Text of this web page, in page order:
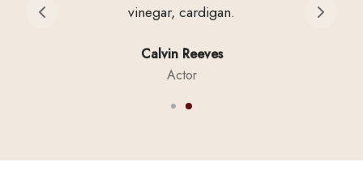
vinegar, cardigan.
Calvin Reeves
Actor